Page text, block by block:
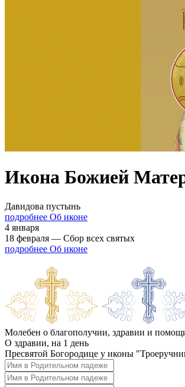
Икона Божией
Давидова пустынь
подробнее Об иконе
4 января
18 февраля — Сбор всех святых
подробнее Об иконе
Молебен о благополучии, здравии и
О здравии, на 1 день
Пресвятой Богородице у иконы